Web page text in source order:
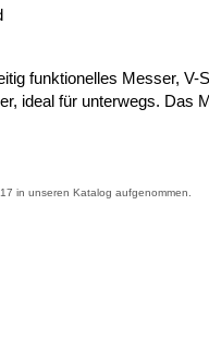
funktionelles Messer,
ideal für unterwegs. Das
in unseren Katalog aufgenommen.